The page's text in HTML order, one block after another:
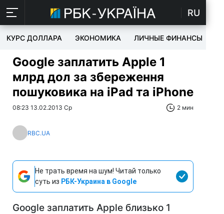
RU
КУРС ДОЛЛАРА ЭКОНОМИКА ЛИЧНЫЕ ФИНАНСЫ
Google заплатить Apple 1
млрд дол за збереження
пошуковика на iPad та iPhone
08:23 13.02.2013 Ср 2 мин
RBC.UA
Не трать время на шум! Читай только
суть из РБК-Украина в Google
Google заплатить Apple близько 1